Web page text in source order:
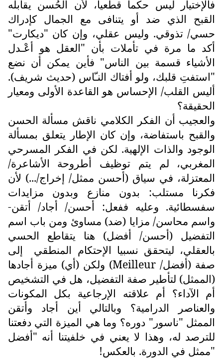
فالإختيار ليس حكما قطعيا، لأن الحُسن يقابله
القبح الذي ضد أو يتنافى مع الجمال كإدراك
حسي/ تذوقي. وليس عقلي، وإن كان "ديكارت"
أكد ما مرة في تأملات بأن "العقل هو أعْـدل
الأشياء قسمة بين الناس" فأين يمكن أن نضع
"استفتِ قلبك، ولو أفتاك النـّاس (حديث شريف).
أليس القلب/ الإحساس هو القاعدة الأولى ومعيار
الحقيقة؟
والعجيب أن الفكر الكلامي ناقش مسألة الحسن
والقبح باستفاضة، وإن كان الإطار يتعلق بمسألة
الوجود والذات الإلهية. لكن في الفكر المسرحي
المغربي، لم يتم توظيف أطروحة الأشاعرة/
المعتزلة، في سياق (أحسن ممثل/ إخراج/...) لأن
فكرنا مستلب: بدون منازع وبدون مزايدات
سفسطائية. وعليه ففعل: أحسن/ أجاد/ أتقن-
واسم محاسن/ مزايا (ضد) مساوئ ومن باب اسم
التفضيل (أحسن/ أفضل) هنا يتقاطع الحسي
بالعقلي، ليتحقق نسبيا الإحتكام المنطقي
إلى
صفة (أفضل/ Meilleur) ولكن (أي) ميزة أجادها
(الممثل) لتأطير صفة التفضيل، هل في التشخيص
أم الآداء؟ أم علاقته الإرجاعية بكل المكونات
والعناصر الدرامية؟ وبالتالي أين أجاد وأتقن
الممثل "ناسور" دوره؟ وما هي الميزة التي دفعتنا
للترصد له، وهذا لا يعني في خلفيتنا أنه "أفضل
"ممثل في الدورة. بالعكس!